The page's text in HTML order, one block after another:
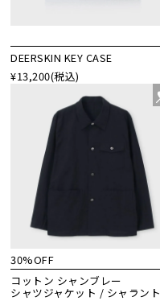
DEERSKIN KEY CASE
¥13,200(税込)
30%OFF
コットン シャンブレー
シャツジャケット / シャラント